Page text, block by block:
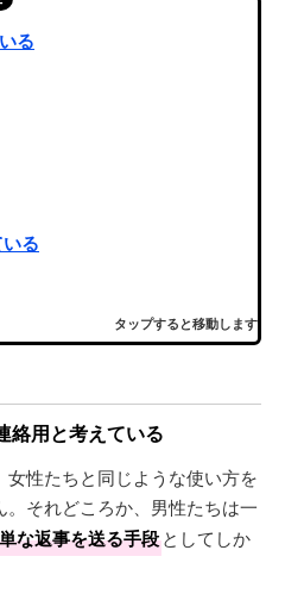
る
る
タップすると移動します
絡用と考えている
性たちと同じような使い方を
。それどころか、男性たちは一
な返事を送る手段としてしか